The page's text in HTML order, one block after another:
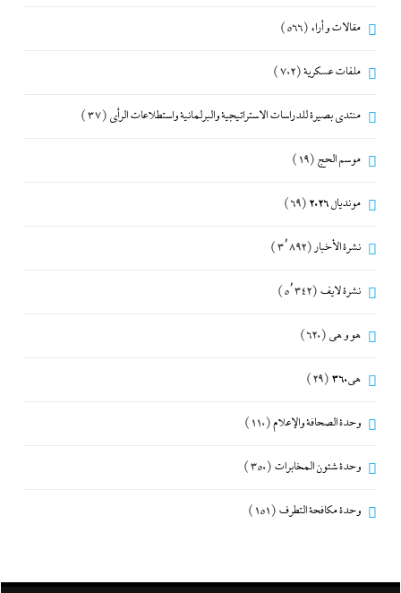
مقالات و أراء (566)
ملفات عسكرية(702)
منتدى بصيرة للدراسات الاستراتيجية والبرلمانية واستطلاعات الرأى (37)
موسم الحج (19)
مونديال 2026 (69)
نشرة الأخبار (3٬892)
نشرة لايف (5٬342)
هو و هي (620)
هى360 (29)
وحدة الصحافة والإعلام(110)
وحدة شئون المخابرات (350)
وحدة مكافحة التطرف (151)